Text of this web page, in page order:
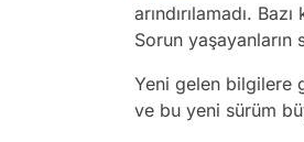
arındırılamadı.
Sorun yaşayanların
Yeni gelen bilgilere
ve bu yeni sürüm